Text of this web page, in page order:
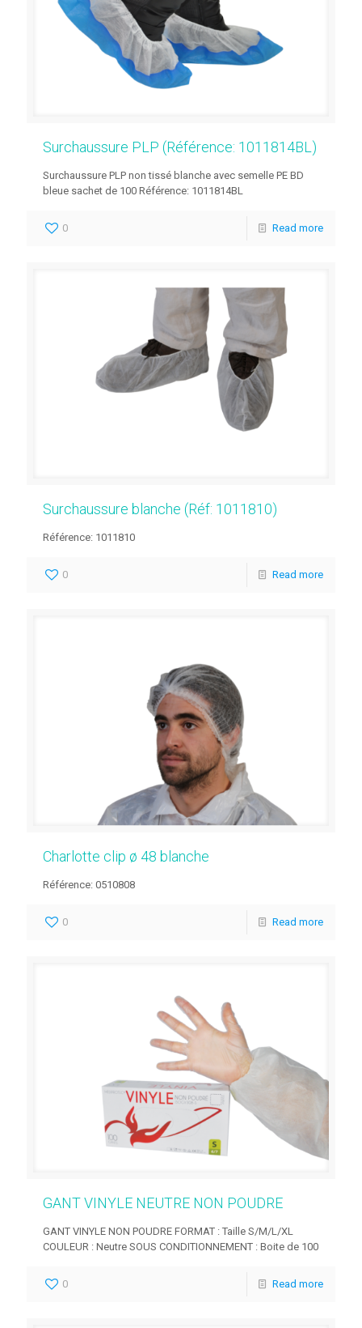
Surchaussure PLP (Référence: 1011814BL)
Surchaussure PLP non tissé blanche avec semelle PE BD
bleue sachet de 100 Référence: 1011814BL
0 Read more
Surchaussure blanche (Réf: 1011810)
Référence: 1011810
0 Read more
Charlotte clip ø 48 blanche
Référence: 0510808
0 Read more
GANT VINYLE NEUTRE NON POUDRE
GANT VINYLE NON POUDRE FORMAT : Taille S/M/L/XL
COULEUR : Neutre SOUS CONDITIONNEMENT : Boite de 100
0 Read more